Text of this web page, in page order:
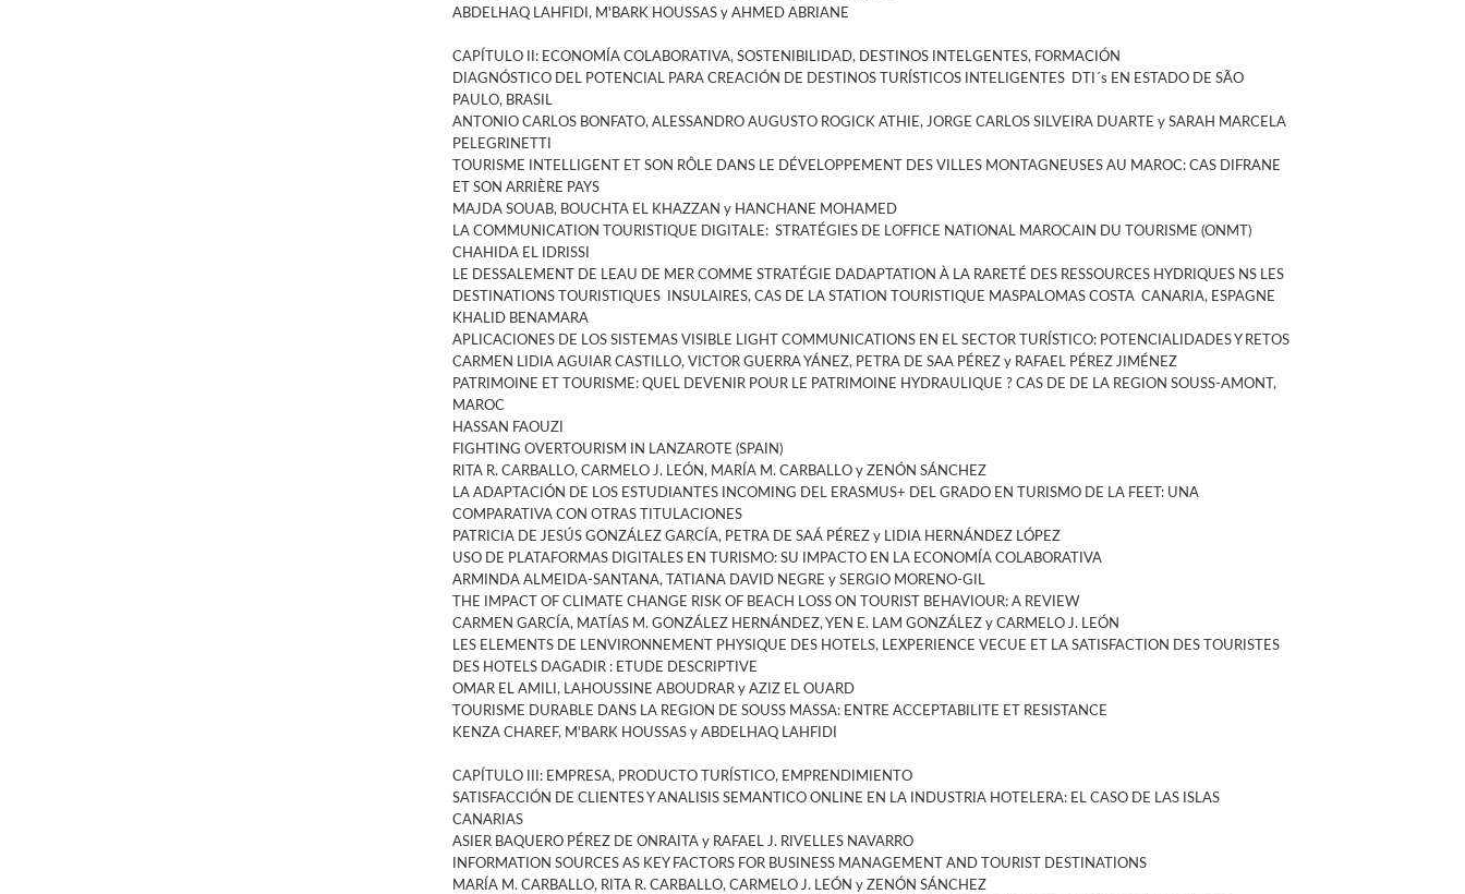
ABDELHAQ LAHFIDI, M'BARK HOUSSAS y AHMED ABRIANE
CAPÍTULO II: ECONOMÍA COLABORATIVA, SOSTENIBILIDAD, DESTINOS INTELGENTES, FORMACIÓN
DIAGNÓSTICO DEL POTENCIAL PARA CREACIÓN DE DESTINOS TURÍSTICOS INTELIGENTES  DTI´s EN ESTADO DE SÃO
PAULO, BRASIL
ANTONIO CARLOS BONFATO, ALESSANDRO AUGUSTO ROGICK ATHIE, JORGE CARLOS SILVEIRA DUARTE y SARAH MARCELA
PELEGRINETTI
TOURISME INTELLIGENT ET SON RÔLE DANS LE DÉVELOPPEMENT DES VILLES MONTAGNEUSES AU MAROC: CAS DIFRANE
ET SON ARRIÈRE PAYS
MAJDA SOUAB, BOUCHTA EL KHAZZAN y HANCHANE MOHAMED
LA COMMUNICATION TOURISTIQUE DIGITALE: STRATÉGIES DE LOFFICE NATIONAL MAROCAIN DU TOURISME (ONMT)
CHAHIDA EL IDRISSI
LE DESSALEMENT DE LEAU DE MER COMME STRATÉGIE DADAPTATION À LA RARETÉ DES RESSOURCES HYDRIQUES NS LES
DESTINATIONS TOURISTIQUES INSULAIRES, CAS DE LA STATION TOURISTIQUE MASPALOMAS COSTA CANARIA, ESPAGNE
KHALID BENAMARA
APLICACIONES DE LOS SISTEMAS VISIBLE LIGHT COMMUNICATIONS EN EL SECTOR TURÍSTICO: POTENCIALIDADES Y RETOS
CARMEN LIDIA AGUIAR CASTILLO, VICTOR GUERRA YÁNEZ, PETRA DE SAA PÉREZ y RAFAEL PÉREZ JIMÉNEZ
PATRIMOINE ET TOURISME: QUEL DEVENIR POUR LE PATRIMOINE HYDRAULIQUE ? CAS DE DE LA REGION SOUSS-AMONT,
MAROC
HASSAN FAOUZI
FIGHTING OVERTOURISM IN LANZAROTE (SPAIN)
RITA R. CARBALLO, CARMELO J. LEÓN, MARÍA M. CARBALLO y ZENÓN SÁNCHEZ
LA ADAPTACIÓN DE LOS ESTUDIANTES INCOMING DEL ERASMUS+ DEL GRADO EN TURISMO DE LA FEET: UNA
COMPARATIVA CON OTRAS TITULACIONES
PATRICIA DE JESÚS GONZÁLEZ GARCÍA, PETRA DE SAÁ PÉREZ y LIDIA HERNÁNDEZ LÓPEZ
USO DE PLATAFORMAS DIGITALES EN TURISMO: SU IMPACTO EN LA ECONOMÍA COLABORATIVA
ARMINDA ALMEIDA-SANTANA, TATIANA DAVID NEGRE y SERGIO MORENO-GIL
THE IMPACT OF CLIMATE CHANGE RISK OF BEACH LOSS ON TOURIST BEHAVIOUR: A REVIEW
CARMEN GARCÍA, MATÍAS M. GONZÁLEZ HERNÁNDEZ, YEN E. LAM GONZÁLEZ y CARMELO J. LEÓN
LES ELEMENTS DE LENVIRONNEMENT PHYSIQUE DES HOTELS, LEXPERIENCE VECUE ET LA SATISFACTION DES TOURISTES
DES HOTELS DAGADIR : ETUDE DESCRIPTIVE
OMAR EL AMILI, LAHOUSSINE ABOUDRAR y AZIZ EL OUARD
TOURISME DURABLE DANS LA REGION DE SOUSS MASSA: ENTRE ACCEPTABILITE ET RESISTANCE
KENZA CHAREF, M'BARK HOUSSAS y ABDELHAQ LAHFIDI
CAPÍTULO III: EMPRESA, PRODUCTO TURÍSTICO, EMPRENDIMIENTO
SATISFACCIÓN DE CLIENTES Y ANALISIS SEMANTICO ONLINE EN LA INDUSTRIA HOTELERA: EL CASO DE LAS ISLAS
CANARIAS
ASIER BAQUERO PÉREZ DE ONRAITA y RAFAEL J. RIVELLES NAVARRO
INFORMATION SOURCES AS KEY FACTORS FOR BUSINESS MANAGEMENT AND TOURIST DESTINATIONS
MARÍA M. CARBALLO, RITA R. CARBALLO, CARMELO J. LEÓN y ZENÓN SÁNCHEZ